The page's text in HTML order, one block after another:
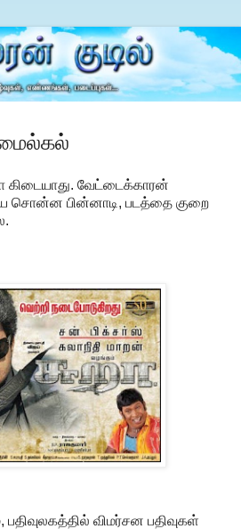
மைல்கல்
வேட்டைக்காரன்
சொன்ன பின்னாடி, படத்தை குறை
விமர்சன பதிவுகள்